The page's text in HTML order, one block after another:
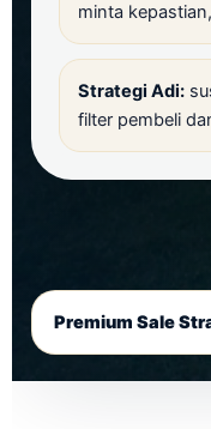
minta
Strategi Adi:
filter pembeli
Premium Sale